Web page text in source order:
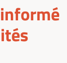
informé